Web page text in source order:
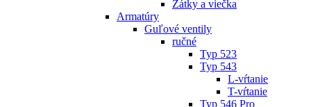
Zátky a viečka
Armatúry
Guľové ventily
ručné
Typ 523
Typ 543
L-vŕtanie
T-vŕtanie
Typ 546 Pro